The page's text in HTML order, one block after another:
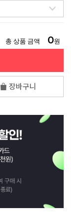
총 상품 금액 0원
장바구니